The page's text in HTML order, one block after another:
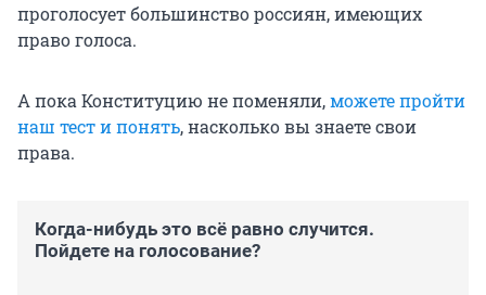
проголосует большинство россиян, имеющих
право голоса.
А пока Конституцию не поменяли,можете пройти
наш тест и понять, насколько вы знаете свои
права.
Когда-нибудь это всё равно случится.
Пойдете на голосование?